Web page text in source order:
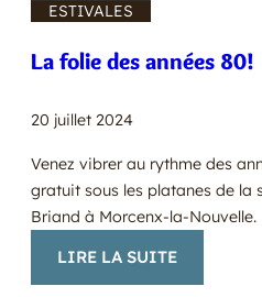
ESTIVALES
La folie des années 80!
20 juillet 2024
Venez vibrer au rythme des
gratuit sous les platanes de la
Briand à Morcenx-la-Nouvelle.
LIRE LA SUITE:
LA